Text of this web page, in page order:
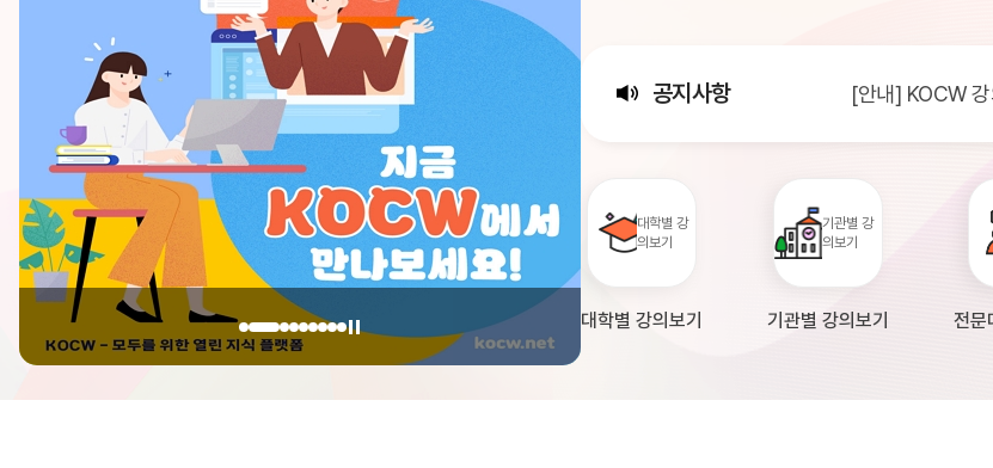
공지사항
[서비스점검]
[안내] KOCW
[안내] 2026년
대학별 강
의보기
대학별 강의보기
기관별 강
의보기
기관별 강의보기 전문